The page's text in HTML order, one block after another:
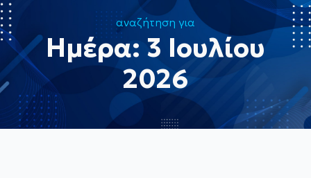
αναζήτηση για
Ημέρα: 3 Ιουλίου
2026